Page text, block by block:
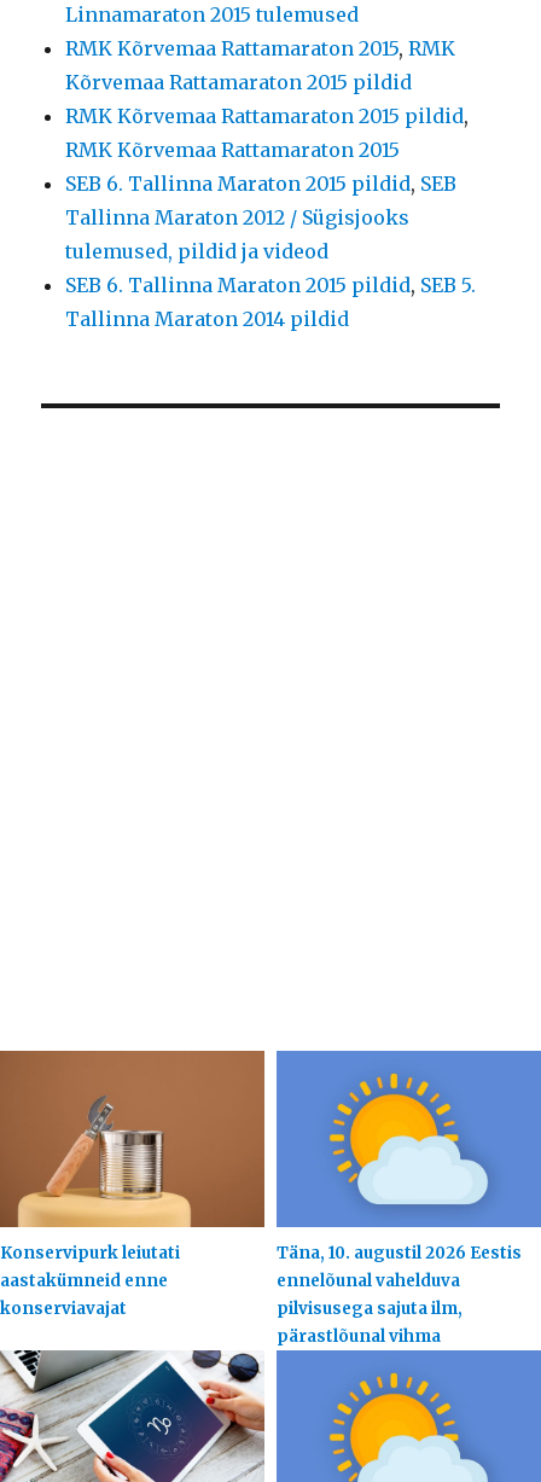
Linnamaraton 2015 tulemused
RMK Kõrvemaa Rattamaraton 2015,RMK
Kõrvemaa Rattamaraton 2015 pildid
RMK Kõrvemaa Rattamaraton 2015 pildid,
RMK Kõrvemaa Rattamaraton 2015
SEB 6. Tallinna Maraton 2015 pildid, SEB
Tallinna Maraton 2012 / Sügisjooks
tulemused, pildid ja videod
SEB 6. Tallinna Maraton 2015 pildid, SEB 5.
Tallinna Maraton 2014 pildid
Konservipurk leiutati
aastakümneid enne
konserviavajat
Täna, 10. augustil 2026 Eestis
ennelõunal vahelduva
pilvisusega sajuta ilm,
pärastlõunal vihma